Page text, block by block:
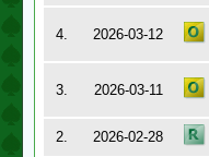
4. 2026-03-12
3. 2026-03-11
2. 2026-02-28